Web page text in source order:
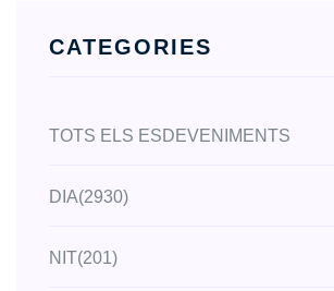
CATEGORIES
TOTS ELS ESDEVENIMENTS
DIA(2930)
NIT(201)